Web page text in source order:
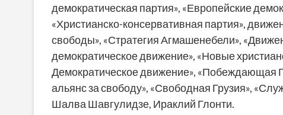
демократическая партия», «Европейские
«Христианско-консервативная партия»,
свободы», «Стратегия Агмашенебели»,
демократическое движение», «Новые
Демократическое движение», «Побеждающая
альянс за свободу», «Свободная Грузия»,
Шалва Шавгулидзе, Ираклий Глонти.